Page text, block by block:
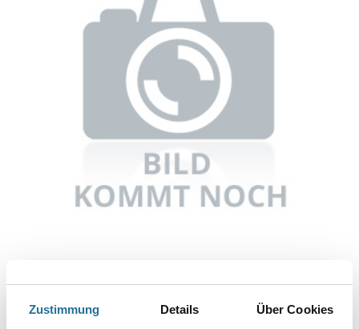
Zustimmung Details Über Cookies
Abbildung ähnlich